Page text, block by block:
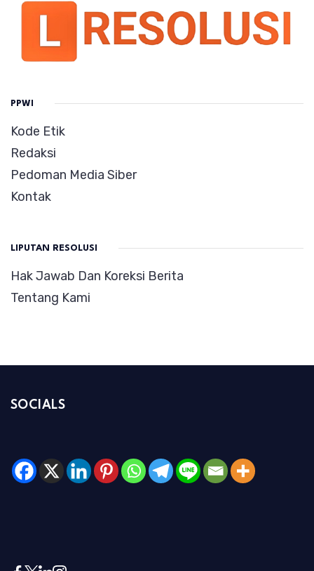
PPWI
Kode Etik
Redaksi
Pedoman Media Siber
Kontak
LIPUTAN RESOLUSI
Hak Jawab Dan Koreksi Berita
Tentang Kami
SOCIALS